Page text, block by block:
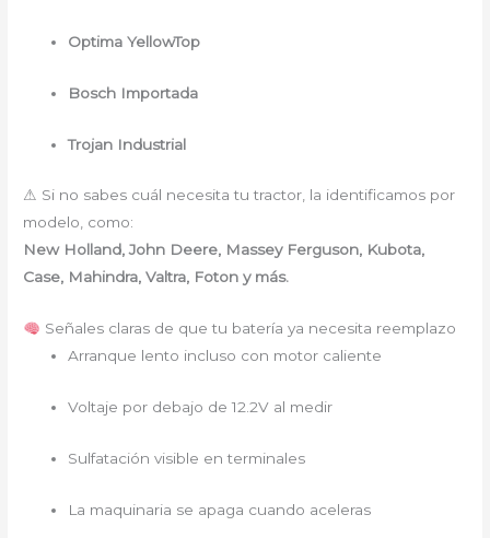
Optima YellowTop
Bosch Importada
Trojan Industrial
⚠ Si no sabes cuál necesita tu tractor, la identificamos por
modelo, como:
New Holland, John Deere, Massey Ferguson, Kubota,
Case, Mahindra, Valtra, Foton y más.
Señales claras de que tu batería ya necesita reemplazo
Arranque lento incluso con motor caliente
Voltaje por debajo de 12.2V al medir
Sulfatación visible en terminales
La maquinaria se apaga cuando aceleras